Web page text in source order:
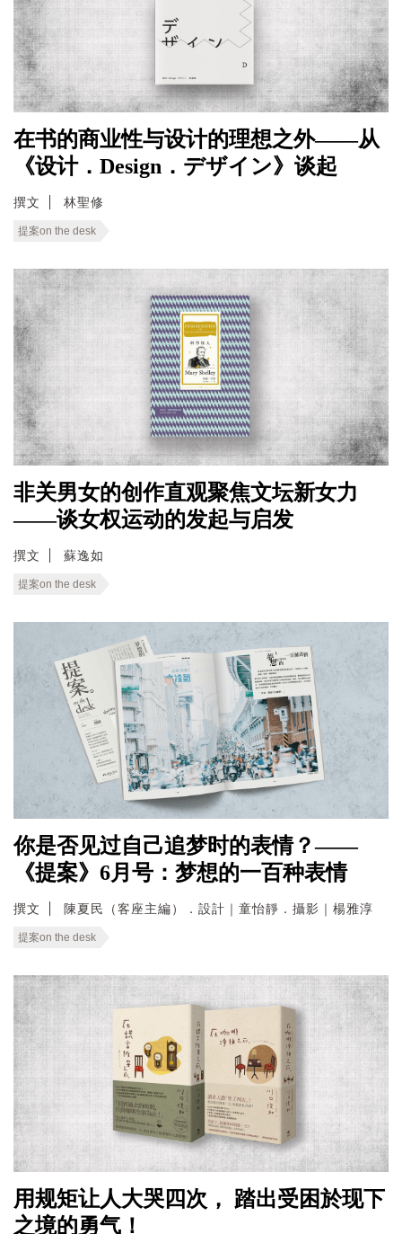
在书的商业性与设计的理想之外——从
《设计．Design．デザイン》谈起
撰文 林聖修
提案on the desk
非关男女的创作直观聚焦文坛新女力
——谈女权运动的发起与启发
撰文 蘇逸如
提案on the desk
你是否见过自己追梦时的表情？——
《提案》6月号：梦想的一百种表情
撰文 陳夏民（客座主編）．設計｜童怡靜．攝影｜楊雅淳
提案on the desk
用规矩让人大哭四次， 踏出受困於现下
之境的勇气！